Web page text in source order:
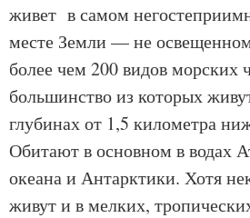
живет в самом
месте Земли — не
более чем 200 видов морских
большинство из которых
глубинах от 1,5 километра
Обитают в основном в водах
океана и Антарктики. Хотя
живут и в мелких,